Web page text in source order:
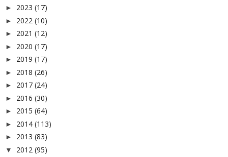
► 2023 (17)
► 2022 (10)
► 2021 (12)
► 2020 (17)
► 2019 (17)
► 2018 (26)
► 2017 (24)
► 2016 (30)
► 2015 (64)
► 2014 (113)
► 2013 (83)
▼ 2012 (95)